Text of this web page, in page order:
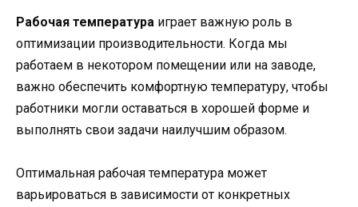
Рабочая температура играет важную роль в
оптимизации производительности. Когда мы
работаем в некотором помещении или на заводе,
важно обеспечить комфортную температуру, чтобы
работники могли оставаться в хорошей форме и
выполнять свои задачи наилучшим образом.
Оптимальная рабочая температура может
варьироваться в зависимости от конкретных